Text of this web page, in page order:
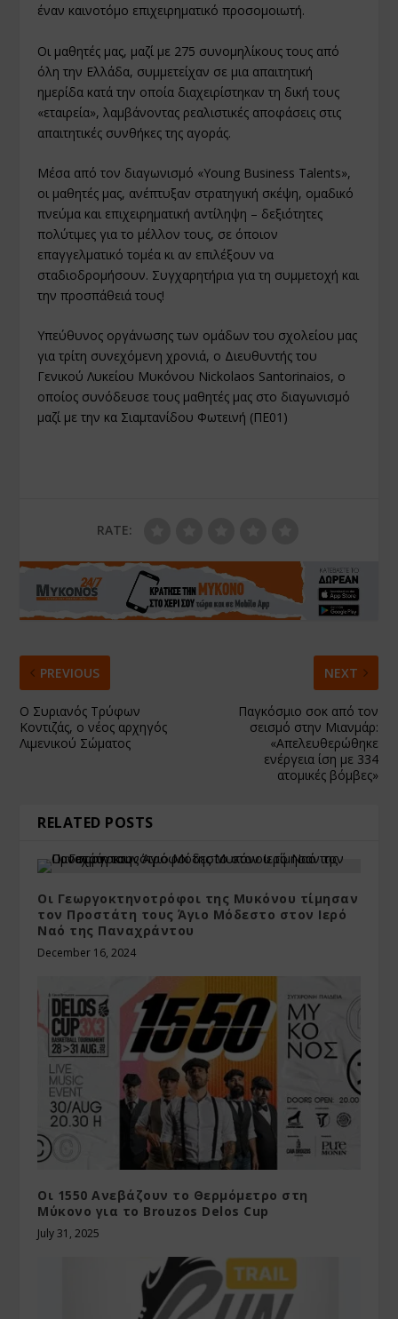
έναν καινοτόμο επιχειρηματικό προσομοιωτή.
Οι μαθητές μας, μαζί με 275 συνομηλίκους τους από
όλη την Ελλάδα, συμμετείχαν σε μια απαιτητική
ημερίδα κατά την οποία διαχειρίστηκαν τη δική τους
«εταιρεία», λαμβάνοντας ρεαλιστικές αποφάσεις στις
απαιτητικές συνθήκες της αγοράς.
Μέσα από τον διαγωνισμό «Young Business Talents»,
οι μαθητές μας, ανέπτυξαν στρατηγική σκέψη, ομαδικό
πνεύμα και επιχειρηματική αντίληψη – δεξιότητες
πολύτιμες για το μέλλον τους, σε όποιον
επαγγελματικό τομέα κι αν επιλέξουν να
σταδιοδρομήσουν. Συγχαρητήρια για τη συμμετοχή και
την προσπάθειά τους!
Υπεύθυνος οργάνωσης των ομάδων του σχολείου μας
για τρίτη συνεχόμενη χρονιά, ο Διευθυντής του
Γενικού Λυκείου Μυκόνου Nickolaos Santorinaios, ο
οποίος συνόδευσε τους μαθητές μας στο διαγωνισμό
μαζί με την κα Σιαμτανίδου Φωτεινή (ΠΕ01)
RATE:
PREVIOUS
Ο Συριανός Τρύφων
Κοντιζάς, ο νέος αρχηγός
Λιμενικού Σώματος
NEXT
Παγκόσμιο σοκ από τον
σεισμό στην Μιανμάρ:
«Απελευθερώθηκε
ενέργεια ίση με 334
ατομικές βόμβες»
RELATED POSTS
Οι Γεωργοκτηνοτρόφοι της Μυκόνου τίμησαν
τον Προστάτη τους Άγιο Μόδεστο στον Ιερό
Ναό της Παναχράντου
December 16, 2024
Οι 1550 Ανεβάζουν το Θερμόμετρο στη
Μύκονο για το Brouzos Delos Cup
July 31, 2025